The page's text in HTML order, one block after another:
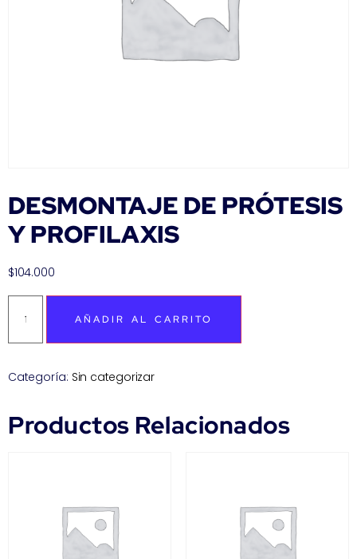
DESMONTAJE DE PRÓTESIS
Y PROFILAXIS
$104.000
AÑADIR AL CARRITO
Categoría: Sin categorizar
Productos Relacionados